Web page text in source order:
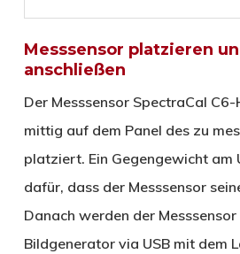
Messsensor platzieren
anschließen
Der Messsensor SpectraCal
mittig auf dem Panel des zu
platziert. Ein Gegengewicht am
dafür, dass der Messsensor
Danach werden der
Bildgenerator via USB mit dem